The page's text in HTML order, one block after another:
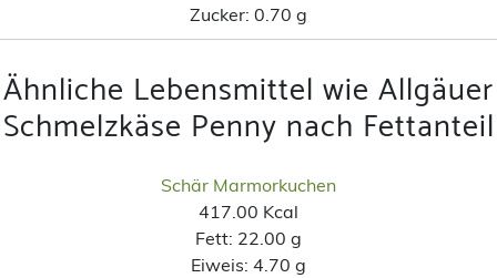
Zucker: 0.70 g
Ähnliche Lebensmittel wie Allgäuer
Schmelzkäse Penny nach Fettanteil
Schär Marmorkuchen
417.00 Kcal
Fett: 22.00 g
Eiweis: 4.70 g